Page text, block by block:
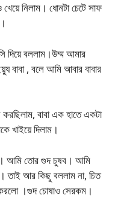
নিলাম। ধোনটা চেটে সাফ
দিয়ে বললাম।উম্ম আমার
বাবা , বলে আমি আবার বাবার
বাবা এক হাতে একটা
খাইয়ে দিলাম।
। আমি তোর গুদ চুষব। আমি
তাই আর কিছু বললাম না, চিত
।গুদ চোষাও সেরকম।